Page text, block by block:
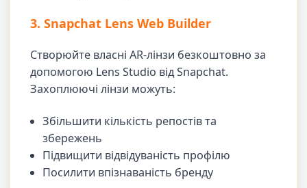
3. Snapchat Lens Web Builder
Створюйте власні AR-лінзи безкоштовно за
допомогою Lens Studio від Snapchat.
Захоплюючі лінзи можуть:
Збільшити кількість репостів та
збережень
Підвищити відвідуваність профілю
Посилити впізнаваність бренду